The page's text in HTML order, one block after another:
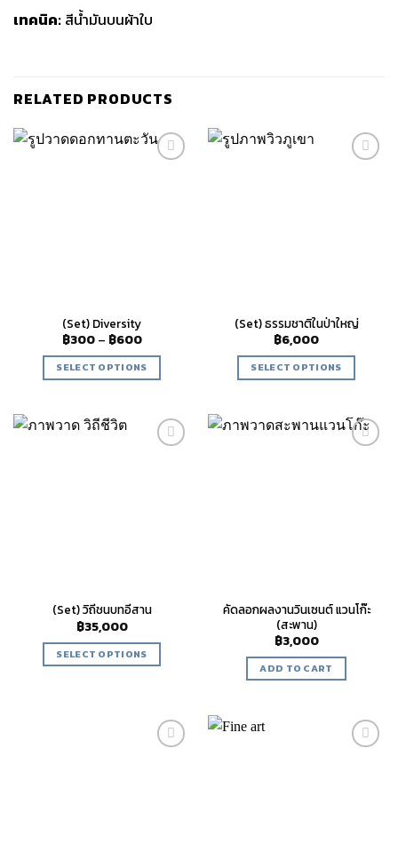
เทคนิค: สีน้ำมันบนผ้าใบ
RELATED PRODUCTS
(Set) Diversity
฿300– ฿600
SELECT OPTIONS
(Set) ธรรมชาติในป่าใหญ่
฿6,000
SELECT OPTIONS
(Set) วิถีชนบทอีสาน
฿35,000
SELECT OPTIONS
คัดลอกผลงานวินเซนต์ แวนโก๊ะ
(สะพาน)
฿3,000
ADD TO CART